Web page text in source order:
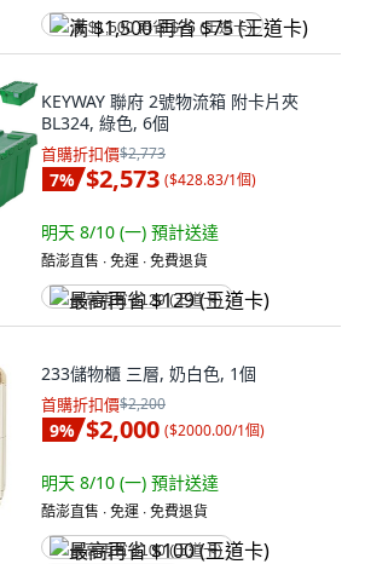
满 $1,500 再省 $75 (王道卡)
KEYWAY 聯府 2號物流箱 附卡片夾
BL324, 綠色, 6個
首購折扣價$2,773
7% $2,573 ($428.83/1個)
明天 8/10 (一) 預計送達
酷澎直售 ∙ 免運 ∙ 免費退貨
最高再省 $129 (王道卡)
233儲物櫃 三層, 奶白色, 1個
首購折扣價$2,200
9% $2,000 ($2000.00/1個)
明天 8/10 (一) 預計送達
酷澎直售 ∙ 免運 ∙ 免費退貨
最高再省 $100 (王道卡)